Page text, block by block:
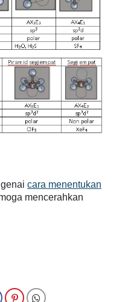
cara menentukan
mencerahkan